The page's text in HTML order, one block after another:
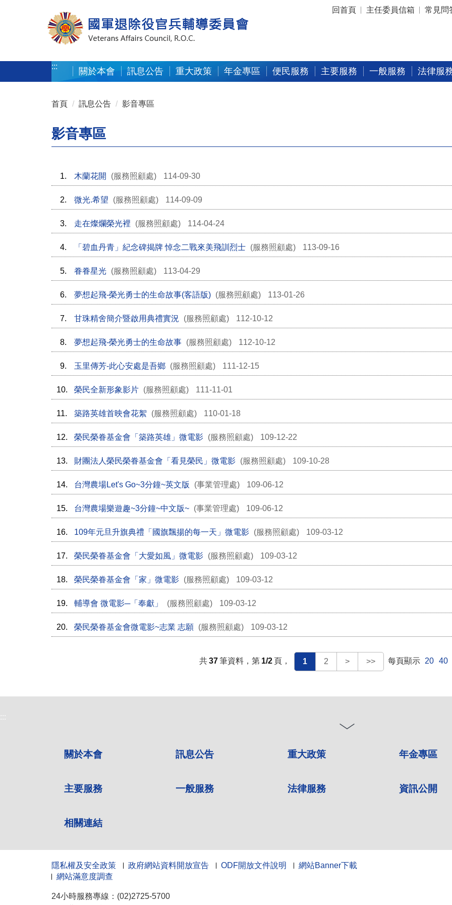
:::
回首頁 主任委員信箱 常見問
::: 關於本會 訊息公告 重大政策 年金專區 便民服務 主要服務 一般服務 法律服
首頁 訊息公告 影音專區
影音專區
1. 木蘭花開 (服務照顧處) 114-09-30
2. 微光.希望 (服務照顧處) 114-09-09
3. 走在燦爛榮光裡 (服務照顧處) 114-04-24
4. 「碧血丹青」紀念碑揭牌 悼念二戰來美飛訓烈士 (服務照顧處) 113-09-16
5. 眷眷星光 (服務照顧處) 113-04-29
6. 夢想起飛-榮光勇士的生命故事(客語版) (服務照顧處) 113-01-26
7. 甘珠精舍簡介暨啟用典禮實況 (服務照顧處) 112-10-12
8. 夢想起飛-榮光勇士的生命故事 (服務照顧處) 112-10-12
9. 玉里傳芳-此心安處是吾鄉 (服務照顧處) 111-12-15
10. 榮民全新形象影片 (服務照顧處) 111-11-01
11. 築路英雄首映會花絮 (服務照顧處) 110-01-18
12. 榮民榮眷基金會「築路英雄」微電影 (服務照顧處) 109-12-22
13. 財團法人榮民榮眷基金會「看見榮民」微電影 (服務照顧處) 109-10-28
14. 台灣農場Let's Go~3分鐘~英文版 (事業管理處) 109-06-12
15. 台灣農場樂遊趣~3分鐘~中文版~ (事業管理處) 109-06-12
16. 109年元旦升旗典禮「國旗飄揚的每一天」微電影 (服務照顧處) 109-03-12
17. 榮民榮眷基金會「大愛如風」微電影 (服務照顧處) 109-03-12
18. 榮民榮眷基金會「家」微電影 (服務照顧處) 109-03-12
19. 輔導會 微電影─「奉獻」 (服務照顧處) 109-03-12
20. 榮民榮眷基金會微電影~志業 志願 (服務照顧處) 109-03-12
共37筆資料，第 1/2 頁， 1 2 > >> 每頁顯示 20 40
:::
關於本會 訊息公告 重大政策 年金專區
主要服務 一般服務 法律服務 資訊公開
相關連結
隱私權及安全政策 政府網站資料開放宣告 ODF開放文件說明
網站Banner下載
網站滿意度調查
24小時服務專線：(02)2725-5700